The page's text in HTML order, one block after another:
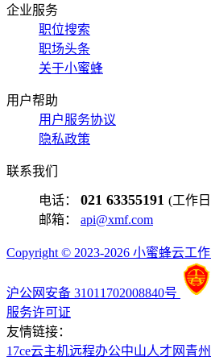
企业服务
职位搜索
职场头条
关于小蜜蜂
用户帮助
用户服务协议
隐私政策
联系我们
电话： 021 63355191 (工作
邮箱： api@xmf.com
Copyright © 2023-2026 小蜜蜂云工
沪公网安备 31011702008840号
服务许可证
友情链接：
17ce云主机远程办公中山人才网 青